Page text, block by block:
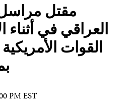
مقتل مراسل
العراقي في أثناء
القوات
PM EST